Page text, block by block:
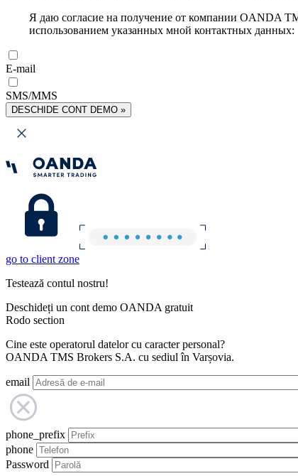
Я даю согласие на получение от компании OANDA
использованием указанных мной контактных данных:
E-mail
SMS/MMS
DESCHIDE CONT DEMO »
go to client zone
Testează contul nostru!
Deschideți un cont demo OANDA gratuit
Rodo section
Cine este operatorul datelor cu caracter personal?
OANDA TMS Brokers S.A. cu sediul în Varșovia.
email
phone_prefix
phone
Password